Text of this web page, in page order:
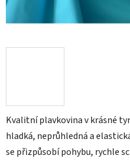
Kvalitní plavkovina v krásné
hladká, neprůhledná a
se přizpůsobí pohybu, rychle